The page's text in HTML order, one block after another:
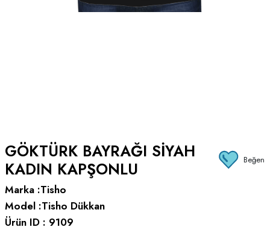
GÖKTÜRK BAYRAĞI SIYAH
KADIN KAPŞONLU
Beğen
Marka :Tisho
Model :Tisho Dükkan
Ürün ID : 9109